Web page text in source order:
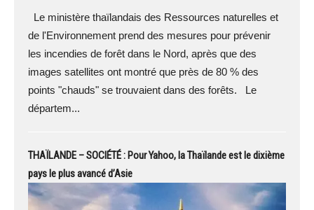
Le ministère thaïlandais des Ressources naturelles et
de l'Environnement prend des mesures pour prévenir
les incendies de forêt dans le Nord, après que des
images satellites ont montré que près de 80 % des
points "chauds" se trouvaient dans des forêts. Le
départem...
THAÏLANDE – SOCIÉTÉ : Pour Yahoo, la Thaïlande est le dixième
pays le plus avancé d’Asie